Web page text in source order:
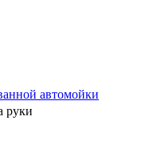
автомойки
руки